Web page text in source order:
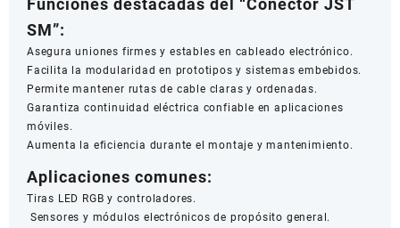
Funciones destacadas del “Conector JST
SM”:
Asegura uniones firmes y estables en cableado electrónico.
Facilita la modularidad en prototipos y sistemas embebidos.
Permite mantener rutas de cable claras y ordenadas.
Garantiza continuidad eléctrica confiable en aplicaciones
móviles.
Aumenta la eficiencia durante el montaje y mantenimiento.
Aplicaciones comunes:
Tiras LED RGB y controladores.
Sensores y módulos electrónicos de propósito general.